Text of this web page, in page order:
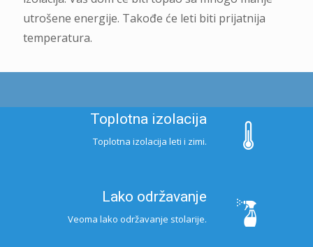
utrošene energije. Takođe će leti biti prijatnija
temperatura.
Toplotna izolacija
Toplotna izolacija leti i zimi.
Lako održavanje
Veoma lako održavanje stolarije.